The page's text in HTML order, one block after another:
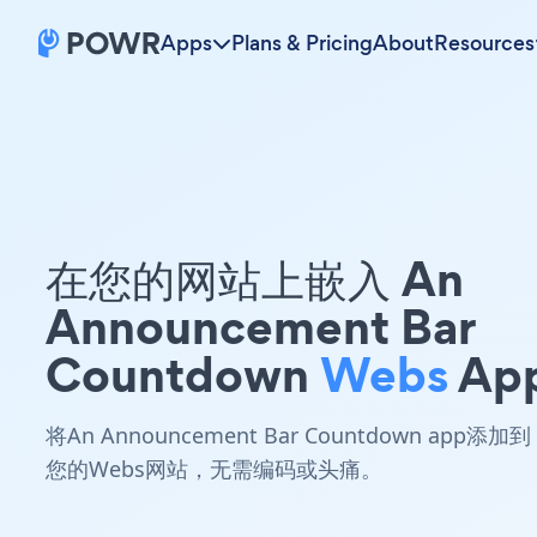
Apps Plans & PricingAboutResources
在您的网站上嵌入 An
Announcement Bar
CountdownWebs
将An Announcement Bar Countdown app添加到
您的Webs网站，无需编码或头痛。